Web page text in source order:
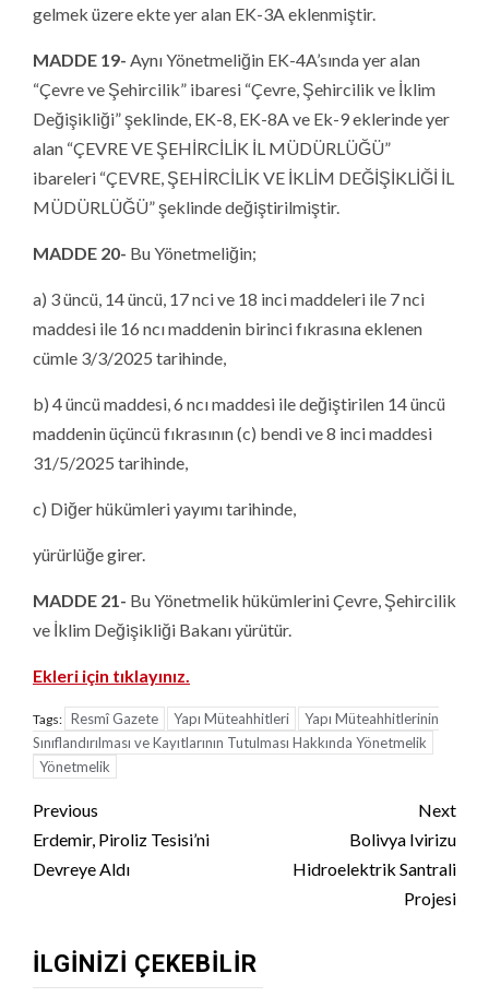
gelmek üzere ekte yer alan EK-3A eklenmiştir.
MADDE 19- Aynı Yönetmeliğin EK-4A’sında yer alan
“Çevre ve Şehircilik” ibaresi “Çevre, Şehircilik ve İklim
Değişikliği” şeklinde, EK-8, EK-8A ve Ek-9 eklerinde yer
alan “ÇEVRE VE ŞEHİRCİLİK İL MÜDÜRLÜĞÜ”
ibareleri “ÇEVRE, ŞEHİRCİLİK VE İKLİM DEĞİŞİKLİĞİ İL
MÜDÜRLÜĞÜ” şeklinde değiştirilmiştir.
MADDE 20- Bu Yönetmeliğin;
a) 3 üncü, 14 üncü, 17 nci ve 18 inci maddeleri ile 7 nci
maddesi ile 16 ncı maddenin birinci fıkrasına eklenen
cümle 3/3/2025 tarihinde,
b) 4 üncü maddesi, 6 ncı maddesi ile değiştirilen 14 üncü
maddenin üçüncü fıkrasının (c) bendi ve 8 inci maddesi
31/5/2025 tarihinde,
c) Diğer hükümleri yayımı tarihinde,
yürürlüğe girer.
MADDE 21- Bu Yönetmelik hükümlerini Çevre, Şehircilik
ve İklim Değişikliği Bakanı yürütür.
Ekleri için tıklayınız.
Tags: Resmî Gazete Yapı Müteahhitleri
Yapı Müteahhitlerinin
Sınıflandırılması ve Kayıtlarının Tutulması Hakkında Yönetmelik
Yönetmelik
Continue
Reading
Previous
Erdemir, Piroliz Tesisi’ni
Devreye Aldı
Next
Bolivya Ivirizu
Hidroelektrik Santrali
Projesi
İLGINIZI ÇEKEBILIR